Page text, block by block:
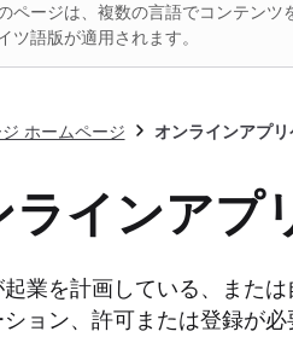
ページは、複数の言語でコンテン
ツ語版が適用されます。
ホームページ オンラインアプ
ラインアプ
業を計画している、また
ョン、許可または登録が